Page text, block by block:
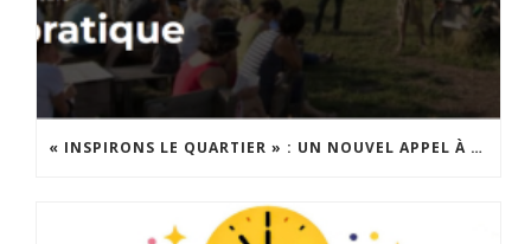
« INSPIRONS LE QUARTIER » : UN NOUVEL APPEL À PROJETS EST LANCÉ !